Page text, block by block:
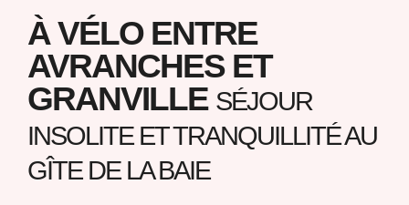
À VÉLO ENTRE
AVRANCHES ET
GRANVILLE SÉJOUR
INSOLITE ET TRANQUILLITÉ AU
GÎTE DE LA BAIE